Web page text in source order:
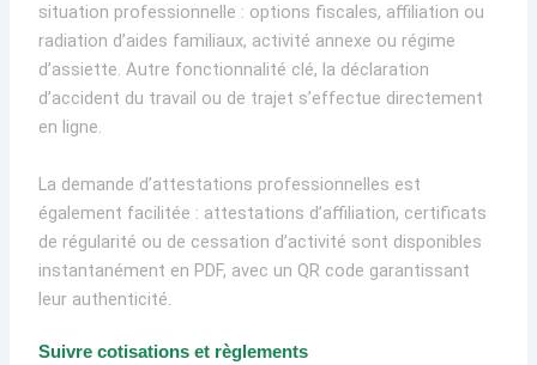
situation professionnelle : options fiscales, affiliation ou
radiation d’aides familiaux, activité annexe ou régime
d’assiette. Autre fonctionnalité clé, la déclaration
d’accident du travail ou de trajet s’effectue directement
en ligne.
La demande d’attestations professionnelles est
également facilitée : attestations d’affiliation, certificats
de régularité ou de cessation d’activité sont disponibles
instantanément en PDF, avec un QR code garantissant
leur authenticité.
Suivre cotisations et règlements